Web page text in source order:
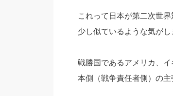
これって日本が第二次世
少し似ているような気がし
戦勝国であるアメリカ、
本側（戦争責任者側）の主